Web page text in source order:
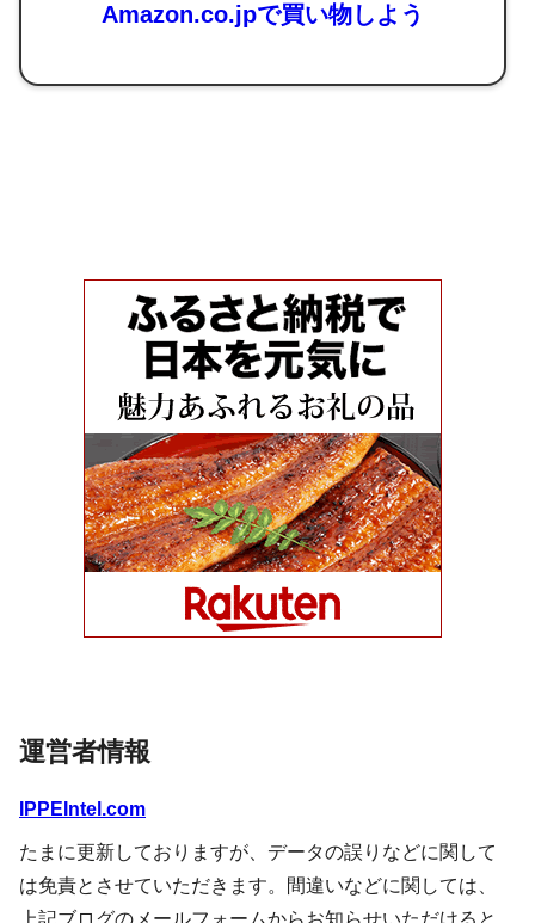
Amazon.co.jpで買い物しよう
運営者情報
IPPEIntel.com
たまに更新しておりますが、データの誤りなどに関して
は免責とさせていただきます。間違いなどに関しては、
上記ブログのメールフォームからお知らせいただけると